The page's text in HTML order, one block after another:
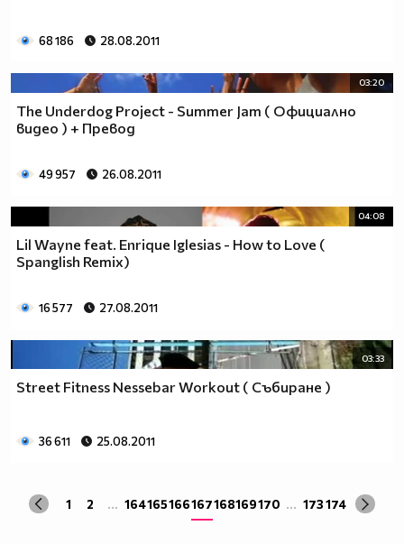
68 186 28.08.2011
03:20
The Underdog Project - Summer Jam ( Официално
видео ) + Превод
49 957 26.08.2011
04:08
Lil Wayne feat. Enrique Iglesias - How to Love (
Spanglish Remix)
16 577 27.08.2011
03:33
Street Fitness Nessebar Workout ( Събиране )
36 611 25.08.2011
1 2 ... 164165166167168169170 ... 173174